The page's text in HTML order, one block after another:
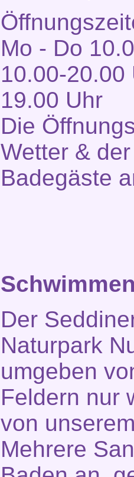
Mo - Do
10.00-20.00
19.00 Uhr
Die
Wetter &
Badegäste
Der
Naturpark
umgeben
Feldern nur
von
Mehrere